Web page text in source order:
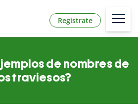
Regístrate
de nombres de
traviesos?